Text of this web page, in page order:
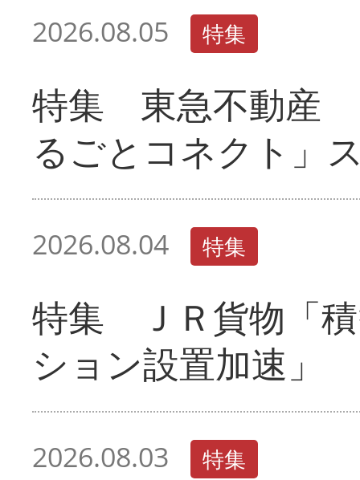
2026.08.05 特集
特集 東急不動産
るごとコネクト」
2026.08.04 特集
特集 ＪＲ貨物「
ション設置加速」
2026.08.03 特集